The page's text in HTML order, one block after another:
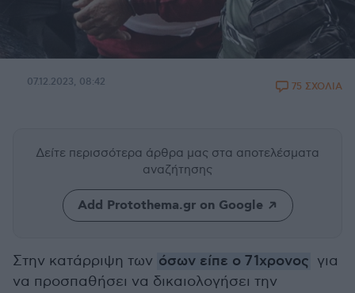
07.12.2023, 08:42 75 ΣΧΟΛΙΑ
Δείτε περισσότερα άρθρα μας στα αποτελέσματα
αναζήτησης
Add Protothema.gr on Google
Στην κατάρριψη των όσων είπε ο 71χρονος για
να προσπαθήσει να δικαιολογήσει την